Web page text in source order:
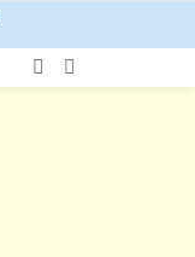
SWITCH
SKIN